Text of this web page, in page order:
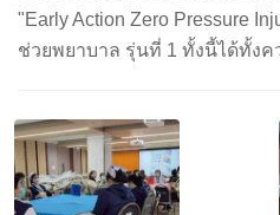
"Early Action Zero Pressure
ช่วยพยาบาล รุ่นที่ 1 ทั้งนี้ได้ทั้ง